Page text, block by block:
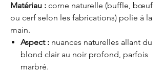
Matériau : corne naturelle (buffle, bœuf
ou cerf selon les fabrications) polie à la
main.
Aspect : nuances naturelles allant du
blond clair au noir profond, parfois
marbré.